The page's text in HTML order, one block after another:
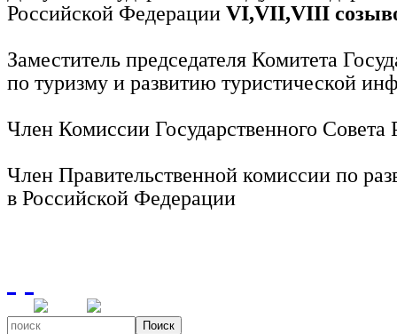
Российской Федерации VI,VII,VIII
Заместитель председателя Комитета
по туризму и развитию туристической
Член Комиссии Государственного
Член Правительственной комиссии по
в Российской Федерации
Поиск